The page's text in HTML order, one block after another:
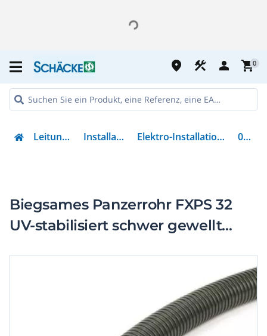
place construction person shopping_cart0
Leitungsführung Installationsrohre Elektro-Installationsrohr Kunststoff 023575
Biegsames Panzerrohr FXPS 32
UV-stabilisiert schwer gewellt